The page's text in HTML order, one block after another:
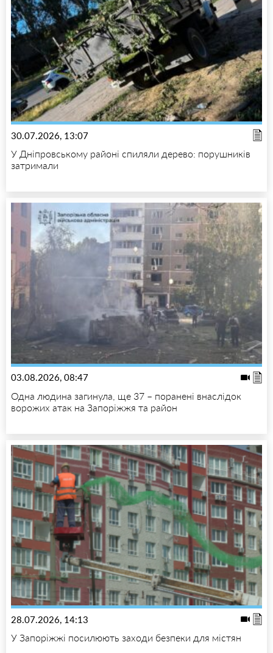
30.07.2026, 13:07
У Дніпровському районі спиляли дерево: порушників
затримали
03.08.2026, 08:47
Одна людина загинула, ще 37 – поранені внаслідок
ворожих атак на Запоріжжя та район
28.07.2026, 14:13
У Запоріжжі посилюють заходи безпеки для містян